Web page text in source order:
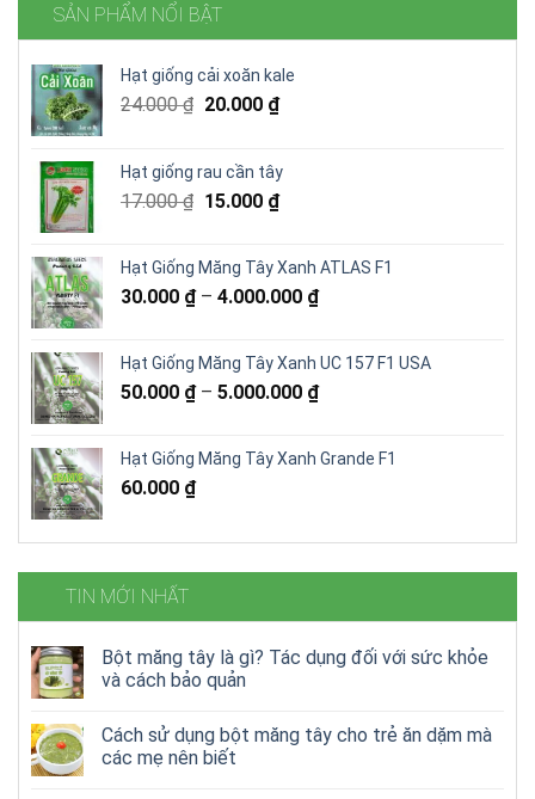
SẢN PHẨM NỔI BẬT
Hạt giống cải xoăn kale
24.000₫ Giá
24.000 ₫.
20.000 ₫Giá
là:
20.000 ₫.
Hạt giống rau cần tây
17.000₫ Giá
17.000 ₫.
15.000 ₫Giá
là:
15.000 ₫.
Hạt Giống Măng Tây Xanh ATLAS F1
30.000 ₫– 4.000.000 ₫
Hạt Giống Măng Tây Xanh UC 157 F1 USA
50.000 ₫– 5.000.000 ₫
Hạt Giống Măng Tây Xanh Grande F1
60.000 ₫
TIN MỚI NHẤT
Bột măng tây là gì? Tác dụng đối với sức khỏe
và cách bảo quản
Cách sử dụng bột măng tây cho trẻ ăn dặm mà
các mẹ nên biết